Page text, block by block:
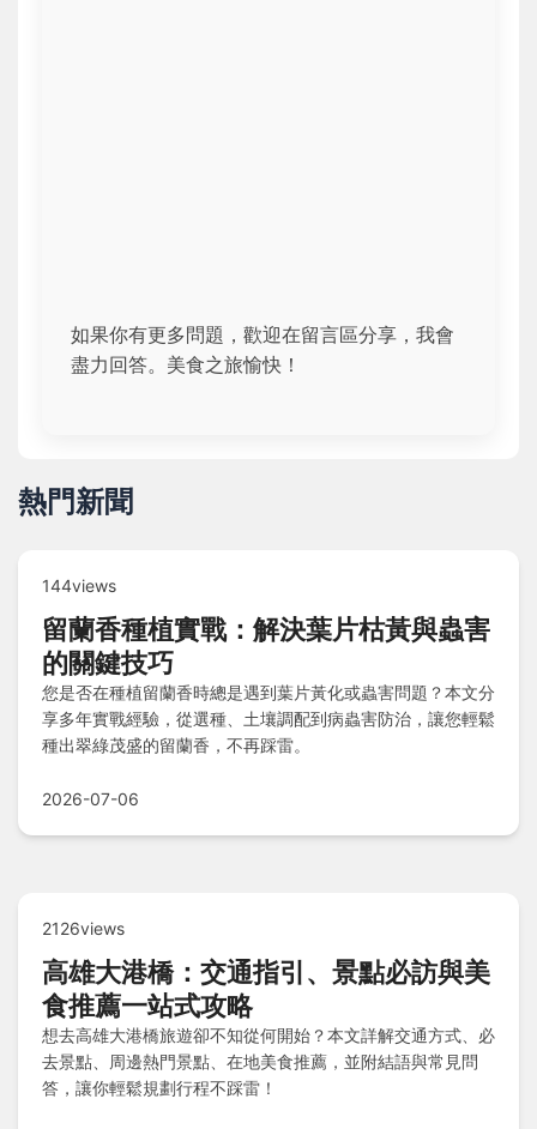
如果你有更多問題，歡迎在留言區分享，我會
盡力回答。美食之旅愉快！
熱門新聞
144views
留蘭香種植實戰：解決葉片枯黃與蟲害
的關鍵技巧
您是否在種植留蘭香時總是遇到葉片黃化或蟲害問題？本文分
享多年實戰經驗，從選種、土壤調配到病蟲害防治，讓您輕鬆
種出翠綠茂盛的留蘭香，不再踩雷。
2026-07-06
2126views
高雄大港橋：交通指引、景點必訪與美
食推薦一站式攻略
想去高雄大港橋旅遊卻不知從何開始？本文詳解交通方式、必
去景點、周邊熱門景點、在地美食推薦，並附結語與常見問
答，讓你輕鬆規劃行程不踩雷！